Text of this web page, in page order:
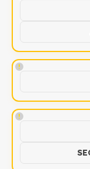
!
!